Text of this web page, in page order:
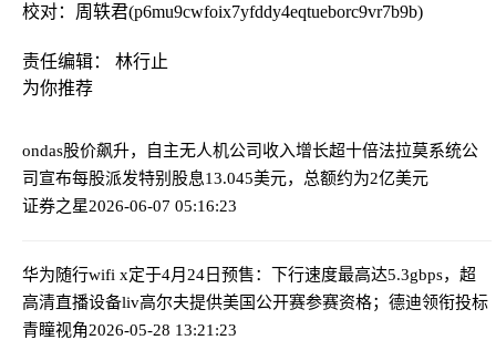
校对：周轶君(p6mu9cwfoix7yfddy4eqtueborc9vr7b9b)
责任编辑： 林行止
为你推荐
ondas股价飙升，自主无人机公司收入增长超十倍法拉莫系统公
司宣布每股派发特别股息13.045美元，总额约为2亿美元
证券之星2026-06-07 05:16:23
华为随行wifi x定于4月24日预售：下行速度最高达5.3gbps，超
高清直播设备liv高尔夫提供美国公开赛参赛资格；德迪领衔投标
青瞳视角2026-05-28 13:21:23